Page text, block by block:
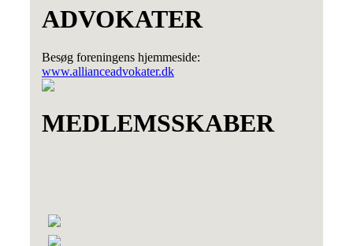
ADVOKATER
Besøg foreningens hjemmeside:
www.allianceadvokater.dk
MEDLEMSSKABER